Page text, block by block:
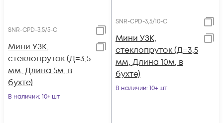
SNR-CPD-3,5/5-C
Мини УЗК,
стеклопруток (Д=3,5
мм, Длина 5м, в
бухте)
В наличии: 10+ шт
SNR-CPD-3,5/10-C
Мини УЗК,
стеклопруток (Д=3,5
мм, Длина 10м, в
бухте)
В наличии: 10+ шт